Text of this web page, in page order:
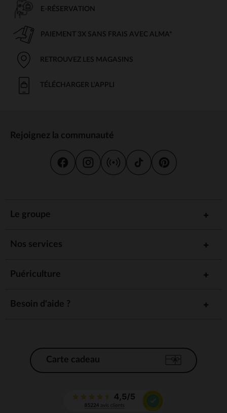
E-RÉSERVATION
PAIEMENT 3X SANS FRAIS AVEC ALMA*
RETROUVEZ LES MAGASINS
TÉLÉCHARGER L'APPLI
Rejoignez la communauté
Le groupe
Nos services
Puériculture
Besoin d'aide ?
Carte cadeau